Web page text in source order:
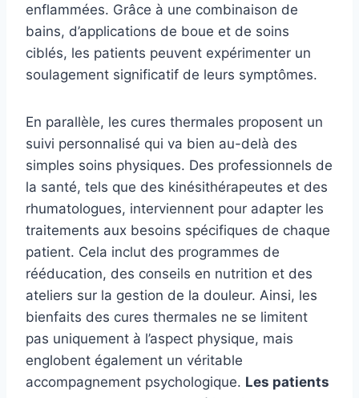
enflammées. Grâce à une combinaison de
bains, d’applications de boue et de soins
ciblés, les patients peuvent expérimenter un
soulagement significatif de leurs symptômes.
En parallèle, les cures thermales proposent un
suivi personnalisé qui va bien au-delà des
simples soins physiques. Des professionnels de
la santé, tels que des kinésithérapeutes et des
rhumatologues, interviennent pour adapter les
traitements aux besoins spécifiques de chaque
patient. Cela inclut des programmes de
rééducation, des conseils en nutrition et des
ateliers sur la gestion de la douleur. Ainsi, les
bienfaits des cures thermales ne se limitent
pas uniquement à l’aspect physique, mais
englobent également un véritable
accompagnement psychologique. Les patients